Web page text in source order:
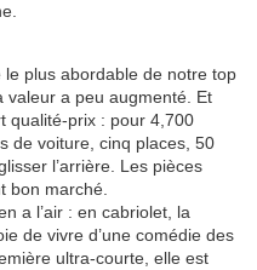
plus abordable de notre top
valeur a peu augmenté. Et
qualité-prix : pour 4,700
de voiture, cinq places, 50
l’arrière. Les pièces
bon marché.
a l’air : en cabriolet, la
de vivre d’une comédie des
ultra-courte, elle est